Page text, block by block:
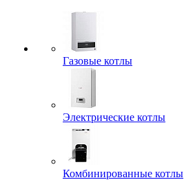
Газовые котлы
Электрические котлы
Комбинированные котлы